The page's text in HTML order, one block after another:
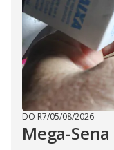
DO R7/05/08/2026
Mega-